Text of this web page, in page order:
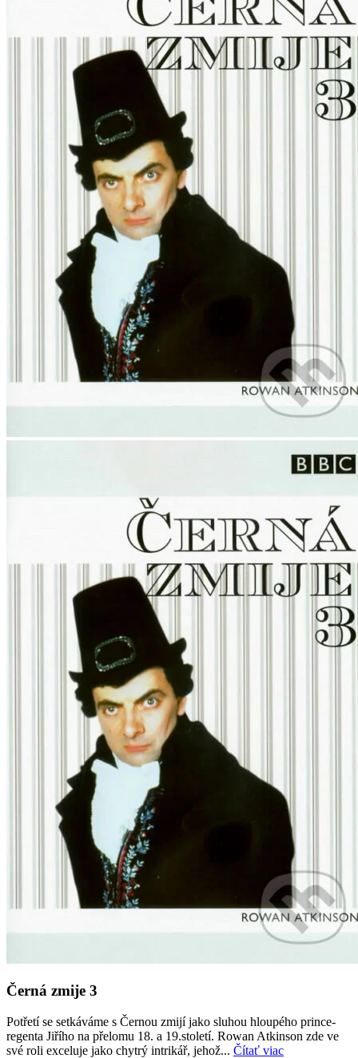
Černá zmije 3
Potřetí se setkáváme s Černou zmijí jako sluhou hloupého prince-
regenta Jiřího na přelomu 18. a 19.století. Rowan Atkinson zde ve
své roli exceluje jako chytrý intrikář, jehož... Čítať viac